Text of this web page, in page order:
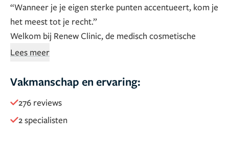
“Wanneer je je eigen sterke punten accentueert, kom je
het meest tot je recht.”
Welkom bij Renew Clinic, de medisch cosmetische
praktijk waar aandacht voor jouw persoonlijke wensen
Omdat het belangrijk is dat jij je lekker voelt in je
lichaam, zorgen we ervoor dat we voldoende tijd
inplannen voor onze consulten. Ook voor een
vrijblijvend advies kun je kosteloos een afspraak maken.
Lees meer
Vakmanschap en ervaring:
276 reviews
2 specialisten